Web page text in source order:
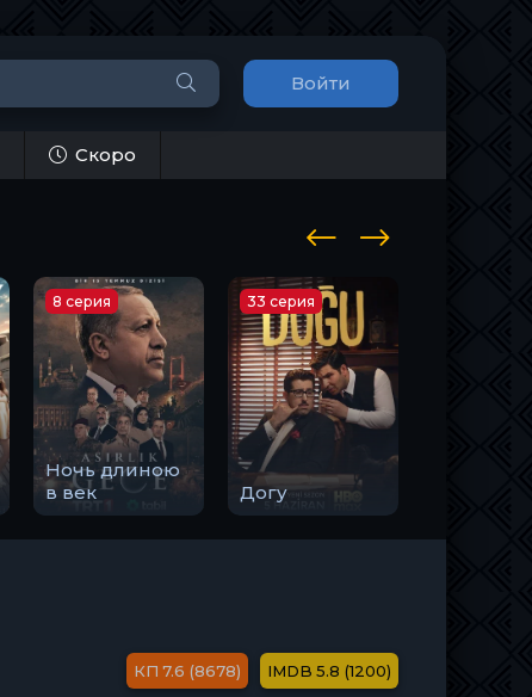
Войти
Скоро
Ночь длиною
в век
8 серия
Догу
33 серия
7.6 (8678) 5.8 (1200)